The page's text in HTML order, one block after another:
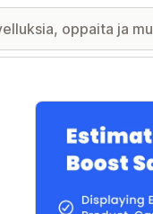
Esittelykuvagalleria